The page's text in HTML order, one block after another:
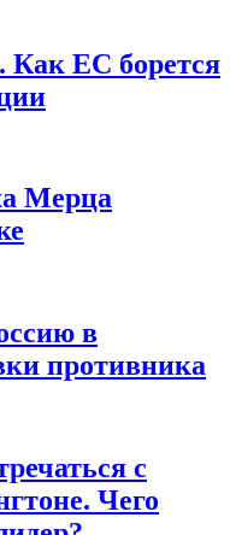
ЕС борется
Мерца
в
противника
с
Чего